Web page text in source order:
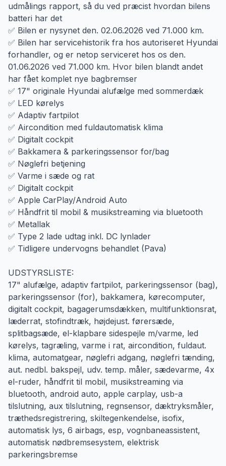
udmålings rapport, så du ved præcist hvordan bilens
batteri har det
✅ Bilen er nysynet den. 02.06.2026 ved 71.000 km.
✅ Bilen har servicehistorik fra hos autoriseret Hyundai
forhandler, og er netop serviceret hos os den.
01.06.2026 ved 71.000 km. Hvor bilen blandt andet
har fået komplet nye bagbremser
✅ 17" originale Hyundai alufælge med sommerdæk
✅ LED kørelys
✅ Adaptiv fartpilot
✅ Aircondition med fuldautomatisk klima
✅ Digitalt cockpit
✅ Bakkamera & parkeringssensor for/bag
✅ Nøglefri betjening
✅ Varme i sæde og rat
✅ Digitalt cockpit
✅ Apple CarPlay/Android Auto
✅ Håndfrit til mobil & musikstreaming via bluetooth
✅ Metallak
✅ Type 2 lade udtag inkl. DC lynlader
✅ Tidligere undervogns behandlet (Pava)
UDSTYRSLISTE:
17" alufælge, adaptiv fartpilot, parkeringssensor (bag),
parkeringssensor (for), bakkamera, kørecomputer,
digitalt cockpit, bagagerumsdækken, multifunktionsrat,
læderrat, stofindtræk, højdejust. førersæde,
splitbagsæde, el-klapbare sidespejle m/varme, led
kørelys, tagræling, varme i rat, aircondition, fuldaut.
klima, automatgear, nøglefri adgang, nøglefri tænding,
aut. nedbl. bakspejl, udv. temp. måler, sædevarme, 4x
el-ruder, håndfrit til mobil, musikstreaming via
bluetooth, android auto, apple carplay, usb-a
tilslutning, aux tilslutning, regnsensor, dæktryksmåler,
træthedsregistrering, skiltegenkendelse, isofix,
automatisk lys, 6 airbags, esp, vognbaneassistent,
automatisk nødbremsesystem, elektrisk
parkeringsbremse